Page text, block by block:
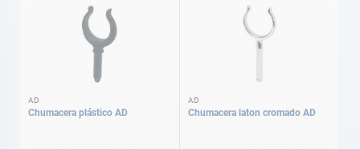
AD
Chumacera plástico AD
AD
Chumacera laton cromado AD